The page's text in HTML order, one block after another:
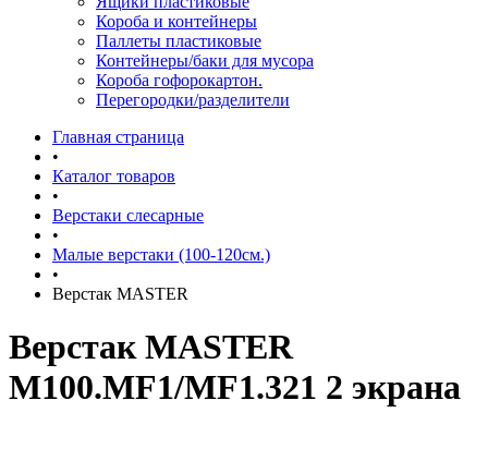
Короба и контейнеры
Паллеты пластиковые
Контейнеры/баки для мусора
Короба гофорокартон.
Перегородки/разделители
Главная страница
•
Каталог товаров
•
Верстаки слесарные
•
Малые верстаки (100-120см.)
•
Верстак MASTER
Верстак MASTER
M100.MF1/MF1.321 2 экрана